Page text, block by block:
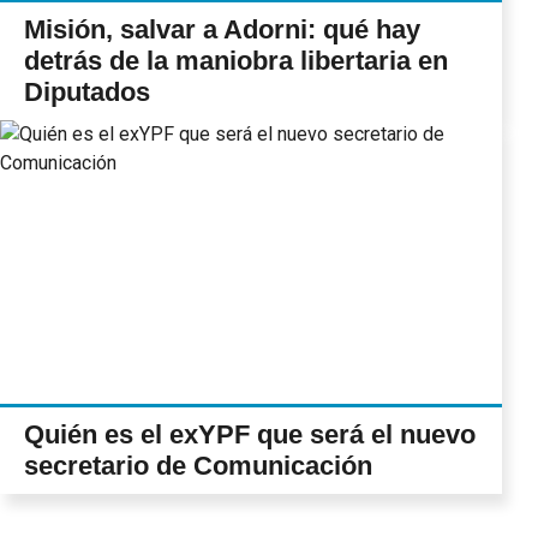
Misión, salvar a Adorni: qué hay
detrás de la maniobra libertaria en
Diputados
Quién es el exYPF que será el nuevo
secretario de Comunicación